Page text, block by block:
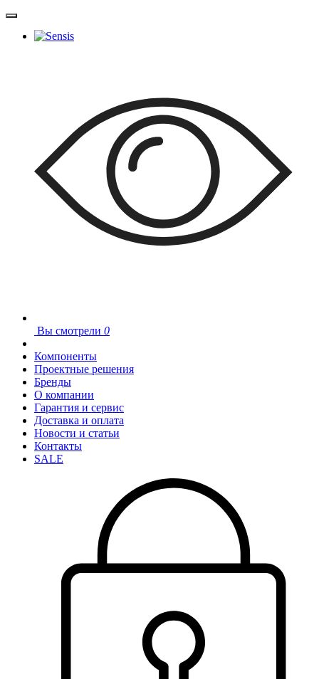
Вы смотрели 0
Компоненты
Проектные решения
Бренды
О компании
Гарантия и сервис
Доставка и оплата
Новости и статьи
Контакты
SALE